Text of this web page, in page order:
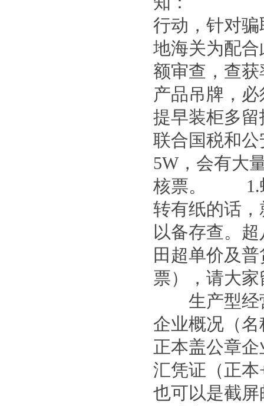
行动，针对
地海关为配
额审查，查
产品吊牌，
提早装柜多
联合国税和
5W，会有大
核票。 1.蛇
转有纸的话
以备存查。
田超单价及
票），请大
生产型经营
企业概况（
正本盖公章
汇凭证（正
也可以是截